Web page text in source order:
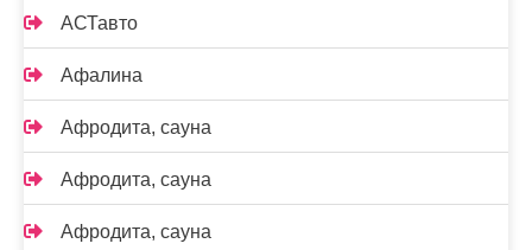
АСТавто
Афалина
Афродита, сауна
Афродита, сауна
Афродита, сауна